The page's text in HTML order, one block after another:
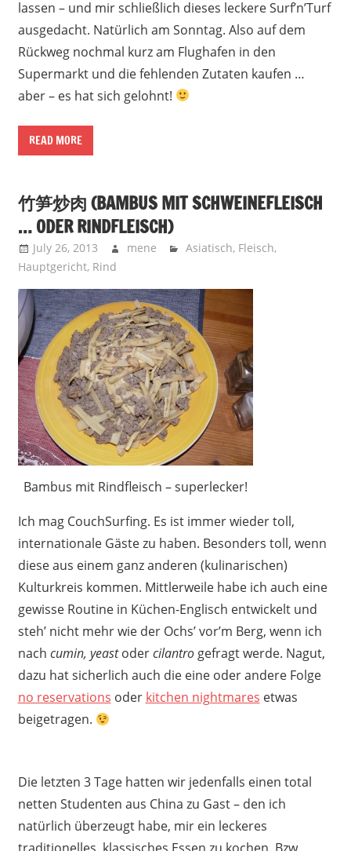
lassen – und mir schließlich dieses leckere Surf’n’Turf
ausgedacht. Natürlich am Sonntag. Also auf dem
Rückweg nochmal kurz am Flughafen in den
Supermarkt und die fehlenden Zutaten kaufen …
aber – es hat sich gelohnt!
READ MORE
竹笋炒肉 (BAMBUS MIT SCHWEINEFLEISCH
… ODER RINDFLEISCH)
July 26, 2013 mene Asiatisch, Fleisch,
Hauptgericht, Rind
Bambus mit Rindfleisch – superlecker!
Ich mag CouchSurfing. Es ist immer wieder toll,
internationale Gäste zu haben. Besonders toll, wenn
diese aus einem ganz anderen (kulinarischen)
Kulturkreis kommen. Mittlerweile habe ich auch eine
gewisse Routine in Küchen-Englisch entwickelt und
steh’ nicht mehr wie der Ochs’ vor’m Berg, wenn ich
nach cumin, yeastodercilantrogefragt werde. Nagut,
dazu hat sicherlich auch die eine oder andere Folge
no reservations oder kitchen nightmares etwas
beigetragen.
Die letzten 3 Tage hatten wir jedenfalls einen total
netten Studenten aus China zu Gast – den ich
natürlich überzeugt habe, mir ein leckeres